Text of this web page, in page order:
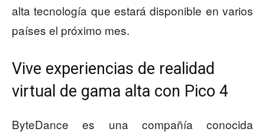
alta tecnología que estará disponible en varios
países el próximo mes.
Vive experiencias de realidad
virtual de gama alta con Pico 4
ByteDance es una compañía conocida